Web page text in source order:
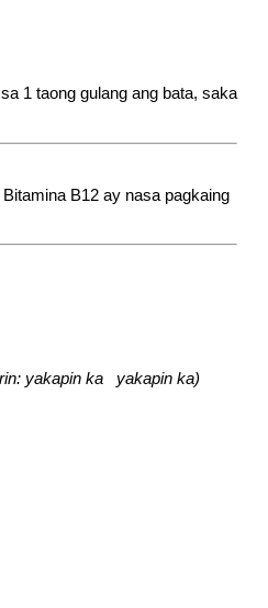
1 taong gulang ang bata, saka
B12 ay nasa pagkaing
yakapin ka yakapin ka)